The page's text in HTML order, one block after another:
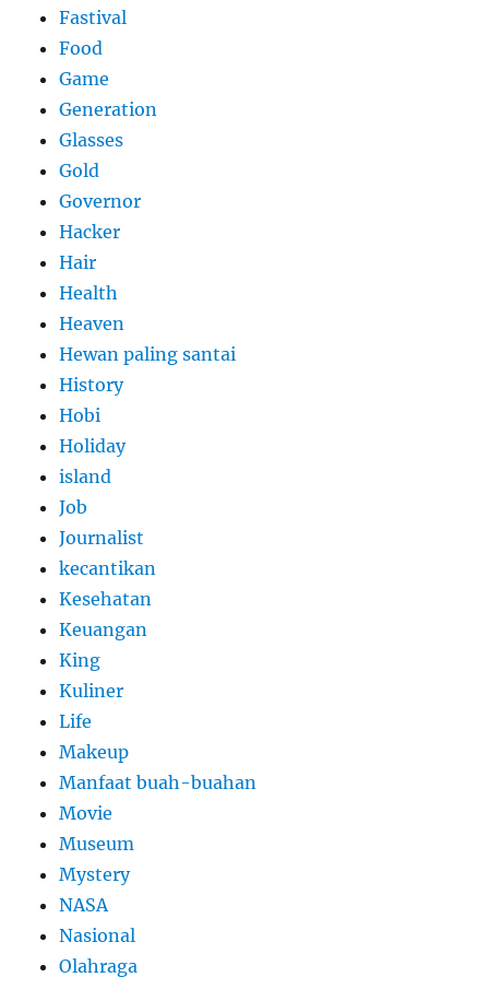
Fastival
Food
Game
Generation
Glasses
Gold
Governor
Hacker
Hair
Health
Heaven
Hewan paling santai
History
Hobi
Holiday
island
Job
Journalist
kecantikan
Kesehatan
Keuangan
King
Kuliner
Life
Makeup
Manfaat buah-buahan
Movie
Museum
Mystery
NASA
Nasional
Olahraga